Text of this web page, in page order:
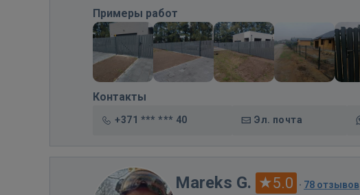
Примеры работ
Контакты
+371 *** *** 40 Эл. почта
Mareks G. 5.0 · 78 отзывов